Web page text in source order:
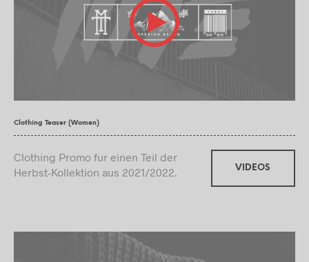
Clothing Teaser (Women)
Clothing Promo fur einen Teil der
Herbst-Kollektion aus 2021/2022.
VIDEOS